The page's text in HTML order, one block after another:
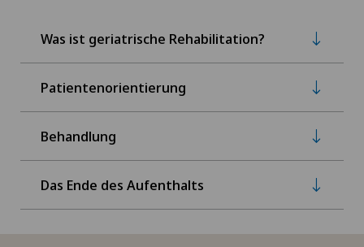
Was ist geriatrische Rehabilitation?
Patientenorientierung
Behandlung
Das Ende des Aufenthalts